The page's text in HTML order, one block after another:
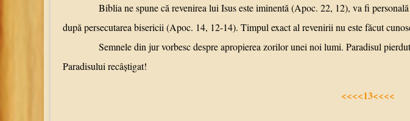
Biblia ne spune că revenirea lui Isus este iminentă (Apoc. 22, 12), va fi personală
după persecutarea bisericii (Apoc. 14, 12-14). Timpul exact al revenirii nu este făcut
Semnele din jur vorbesc despre apropierea zorilor unei noi lumi. Paradisul pierdut
Paradisului recâştigat!
<<<<13<<<<